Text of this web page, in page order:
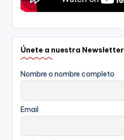
Únete a nuestra Newsletter
Nombre o nombre completo
Email